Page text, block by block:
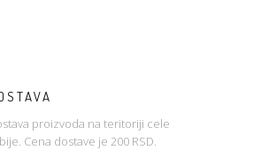
proizvoda na teritoriji cele
Cena dostave je 200 RSD.